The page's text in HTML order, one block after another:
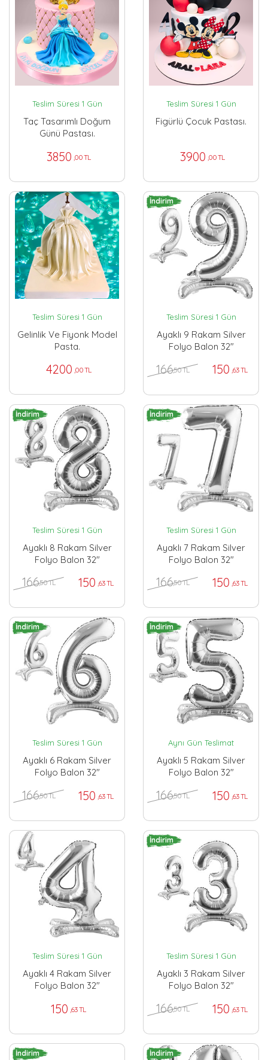
Teslim Süresi 1 Gün
Taç Tasarımlı Doğum
Günü Pastası.
3850 ,00 TL
Teslim Süresi 1 Gün
Figürlü Çocuk Pastası.
3900 ,00 TL
Teslim Süresi 1 Gün
Gelinlik Ve Fiyonk Model
Pasta.
4200 ,00 TL
İndirim
Teslim Süresi 1 Gün
Ayaklı 9 Rakam Silver
Folyo Balon 32"
166,50 TL 150 ,63 TL
İndirim
Teslim Süresi 1 Gün
Ayaklı 8 Rakam Silver
Folyo Balon 32"
166,50 TL 150 ,63 TL
İndirim
Teslim Süresi 1 Gün
Ayaklı 7 Rakam Silver
Folyo Balon 32"
166,50 TL 150 ,63 TL
İndirim
Teslim Süresi 1 Gün
Ayaklı 6 Rakam Silver
Folyo Balon 32"
166,50 TL 150 ,63 TL
İndirim
Aynı Gün Teslimat
Ayaklı 5 Rakam Silver
Folyo Balon 32"
166,50 TL 150 ,63 TL
Teslim Süresi 1 Gün
Ayaklı 4 Rakam Silver
Folyo Balon 32"
150 ,63 TL
İndirim
Teslim Süresi 1 Gün
Ayaklı 3 Rakam Silver
Folyo Balon 32"
166,50 TL 150 ,63 TL
İndirim İndirim